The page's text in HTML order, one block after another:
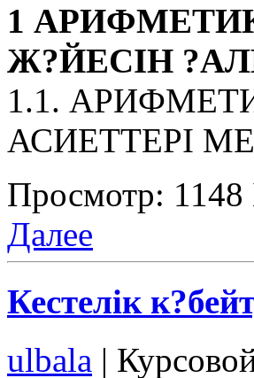
1
Ж?ЙЕСІН
1.1.
АСИЕТТЕРІ
Просмотр: 1148
Далее
Кестелік
ulbala |